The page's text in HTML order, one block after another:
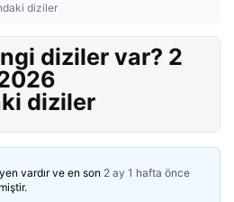
diziler
diziler var? 2
diziler
vardır ve en son 2 ay 1 hafta önce